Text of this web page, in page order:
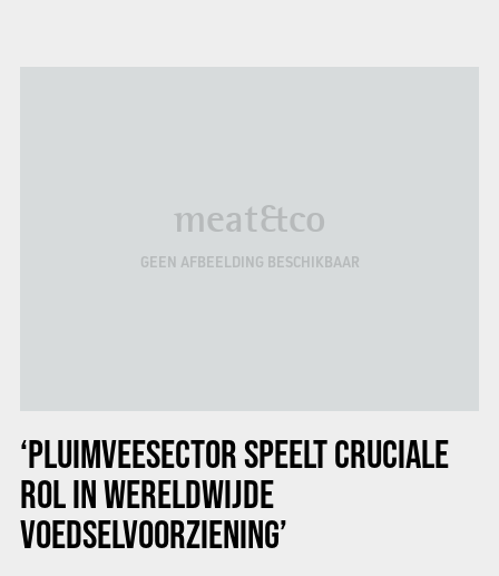
meat&co
GEEN AFBEELDING BESCHIKBAAR
‘PLUIMVEESECTOR SPEELT CRUCIALE
ROL IN WERELDWIJDE
VOEDSELVOORZIENING’